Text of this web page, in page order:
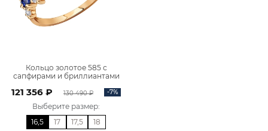
Кольцо золотое 585 с
сапфирами и бриллиантами
121 356 ₽ 130 490 ₽ -7%
Выберите размер:
16,5
17 17,5 18